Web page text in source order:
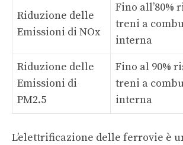
Riduzione delle
Emissioni di NOx
Fino all’80%
treni a
interna
Riduzione delle
Emissioni di
PM2.5
Fino al 90%
treni a
interna
L’elettrificazione delle ferrovie è